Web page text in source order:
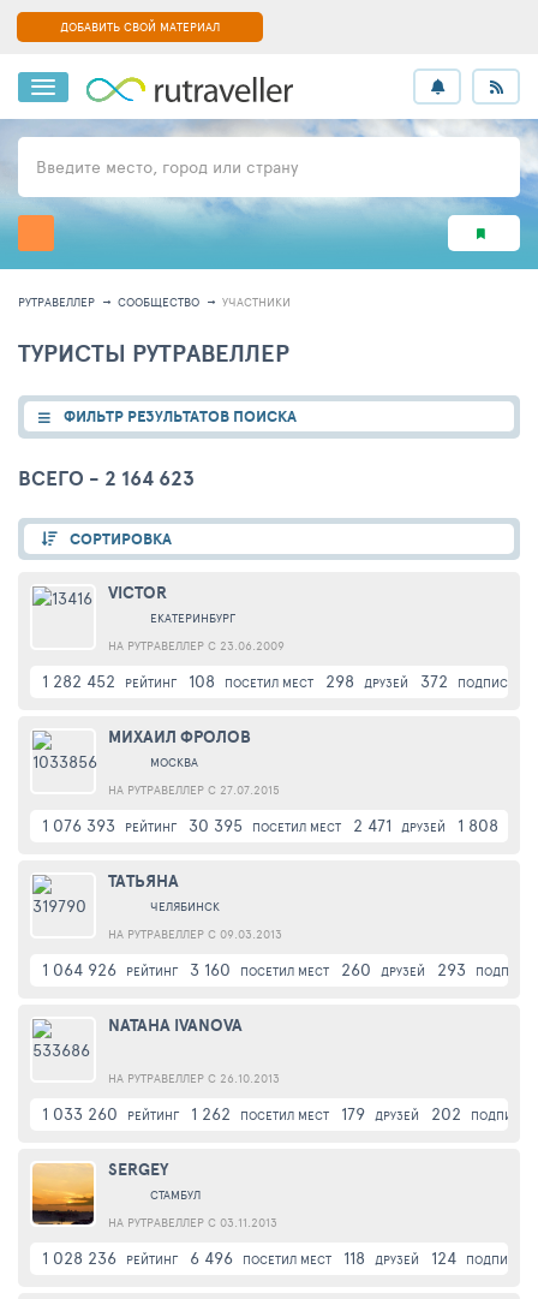
ДОБАВИТЬ СВОЙ МАТЕРИАЛ
Введите место, город или страну
РУТРАВЕЛЛЕР СООБЩЕСТВО УЧАСТНИКИ
ТУРИСТЫ РУТРАВЕЛЛЕР
ФИЛЬТР РЕЗУЛЬТАТОВ ПОИСКА
ВСЕГО - 2 164 623
СОРТИРОВКА
VICTOR
ЕКАТЕРИНБУРГ
НА РУТРАВЕЛЛЕР С 23.06.2009
1 282 452 РЕЙТИНГ 108 ПОСЕТИЛ МЕСТ 298 ДРУЗЕЙ 372
МИХАИЛ ФРОЛОВ
МОСКВА
НА РУТРАВЕЛЛЕР С 27.07.2015
1 076 393 РЕЙТИНГ 30 395 ПОСЕТИЛ МЕСТ 2 471 ДРУЗЕЙ 1 808
ТАТЬЯНА
ЧЕЛЯБИНСК
НА РУТРАВЕЛЛЕР С 09.03.2013
1 064 926 РЕЙТИНГ 3 160 ПОСЕТИЛ МЕСТ 260 ДРУЗЕЙ 293
NATAHA IVANOVA
НА РУТРАВЕЛЛЕР С 26.10.2013
1 033 260 РЕЙТИНГ 1 262 ПОСЕТИЛ МЕСТ 179 ДРУЗЕЙ 202
SERGEY
СТАМБУЛ
НА РУТРАВЕЛЛЕР С 03.11.2013
1 028 236 РЕЙТИНГ 6 496 ПОСЕТИЛ МЕСТ 118 ДРУЗЕЙ 124